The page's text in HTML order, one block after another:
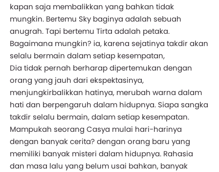
kapan saja membalikkan yang bahkan tidak
mungkin. Bertemu Sky baginya adalah sebuah
anugrah. Tapi bertemu Tirta adalah petaka.
Bagaimana mungkin? ia, karena sejatinya takdir akan
selalu bermain dalam setiap kesempatan,
Dia tidak pernah berharap dipertemukan dengan
orang yang jauh dari ekspektasinya,
menjungkirbalikkan hatinya, merubah warna dalam
hati dan berpengaruh dalam hidupnya. Siapa sangka
takdir selalu bermain, dalam setiap kesempatan.
Mampukah seorang Casya mulai hari-harinya
dengan banyak cerita? dengan orang baru yang
memiliki banyak misteri dalam hidupnya. Rahasia
dan masa lalu yang belum usai bahkan, banyak